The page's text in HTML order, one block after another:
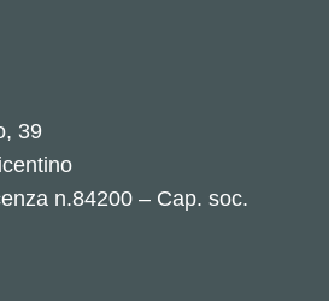
39
n.84200 – Cap. soc.